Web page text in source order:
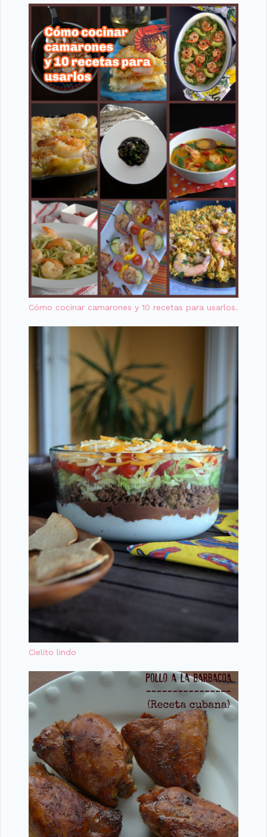
Cómo cocinar camarones y 10 recetas para usarlos.
Cielito lindo